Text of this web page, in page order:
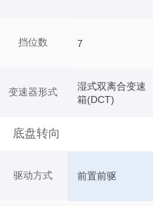
挡位数
变速器形式
底盘转向
驱动方式
7
湿式双离合变速
箱(DCT)
前置前驱